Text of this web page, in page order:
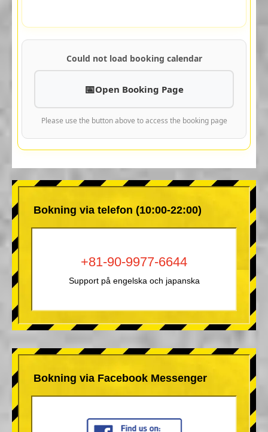
Could not load booking calendar
Open Booking Page
Please use the button above to access the booking page
Bokning via telefon (10:00-22:00)
+81-90-9977-6644
Support på engelska och japanska
Bokning via Facebook Messenger